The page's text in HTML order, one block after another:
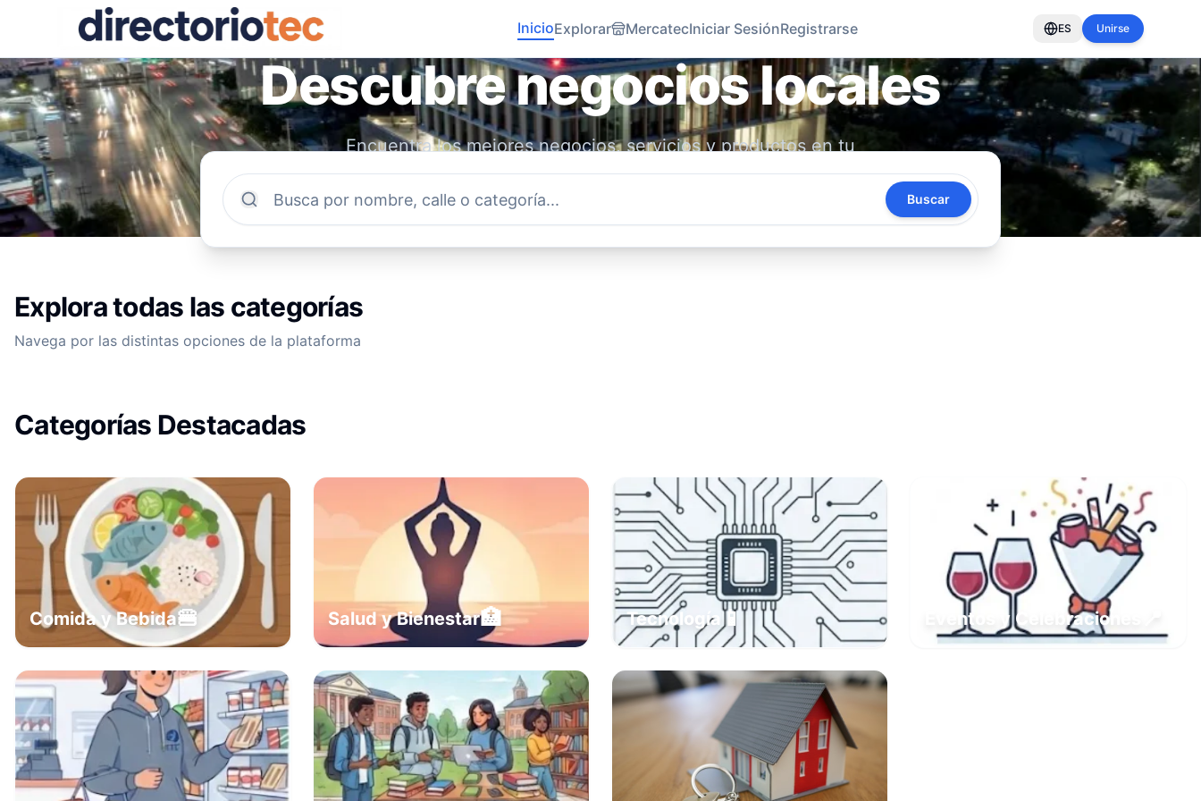
InicioExplorar MercatecIniciar SesiónRegistrarse ES Unirse
Descubre negocios locales
Encuentra los mejores negocios, servicios y productos en tu
comunidad. Conecta con emprendedores locales y apoya tu
Buscar
Explora todas las categorías
Navega por las distintas opciones de la plataforma
Categorías Destacadas
Comida y Bebida🍔 Salud y Bienestar🏥 Tecnología 📱 Eventos y Celebraciones